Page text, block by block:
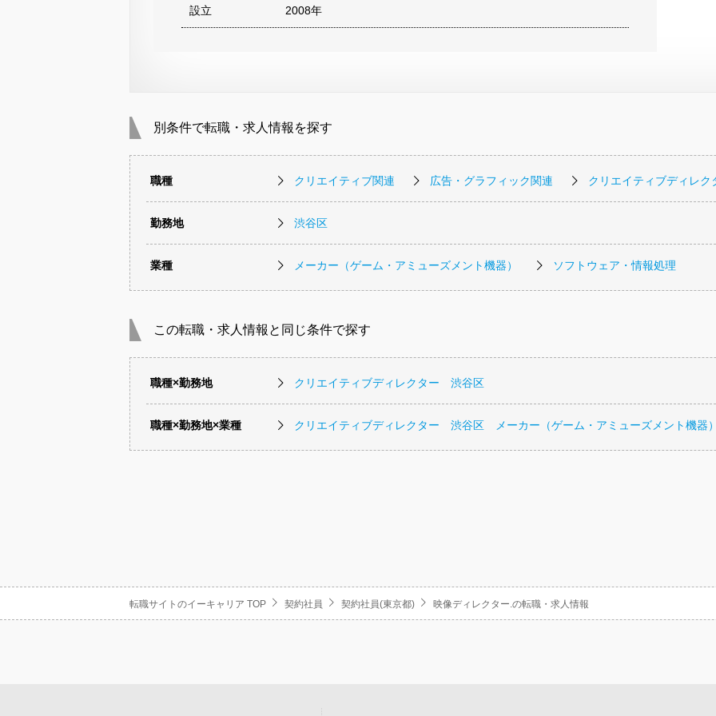
設立 2008年
別条件で転職・求人情報を探す
職種 クリエイティブ関連 広告・グラフィック関連 クリエイティブディレク
勤務地 渋谷区
業種 メーカー（ゲーム・アミューズメント機器） ソフトウェア・情報処理
この転職・求人情報と同じ条件で探す
職種×勤務地 クリエイティブディレクター 渋谷区
職種×勤務地×業種 クリエイティブディレクター 渋谷区 メーカー（ゲーム・アミューズメント機器
転職サイトのイーキャリア TOP 契約社員 契約社員(東京都) 映像ディレクター.の転職・求人情報